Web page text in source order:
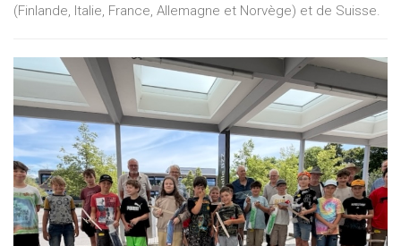
(Finlande, Italie, France, Allemagne et Norvège) et de Suisse.